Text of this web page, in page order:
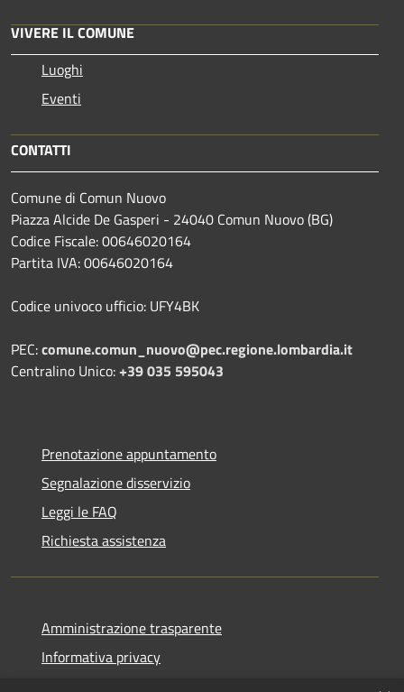
VIVERE IL COMUNE
Luoghi
Eventi
CONTATTI
Comune di Comun Nuovo
Piazza Alcide De Gasperi - 24040 Comun Nuovo (BG)
Codice Fiscale: 00646020164
Partita IVA: 00646020164
Codice univoco ufficio: UFY4BK
PEC:comune.comun_nuovo@pec.regione.lombardia.it
Centralino Unico:+39 035 595043
Prenotazione appuntamento
Segnalazione disservizio
Leggi le FAQ
Richiesta assistenza
Amministrazione trasparente
Informativa privacy